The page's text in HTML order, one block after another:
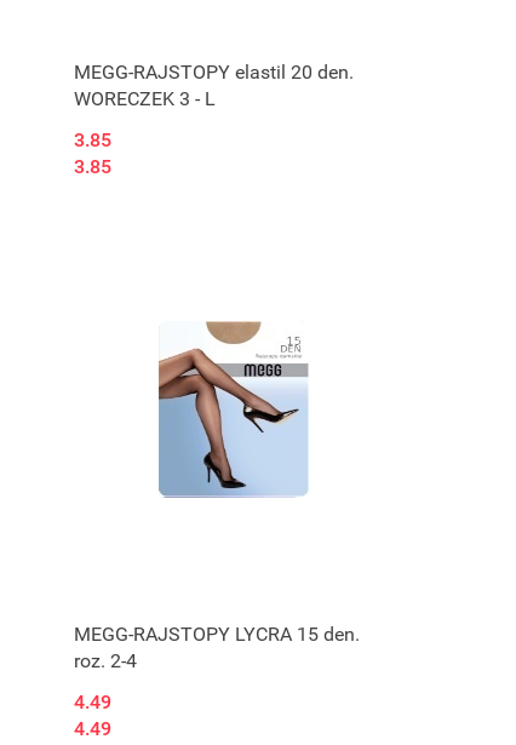
MEGG-RAJSTOPY elastil 20 den.
WORECZEK 3 - L
3.85
3.85
Produkt niedostępny
MEGG-RAJSTOPY LYCRA 15 den.
roz. 2-4
4.49
4.49